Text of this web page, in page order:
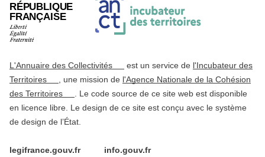
RÉPUBLIQUE
FRANÇAISE
L'Annuaire des Collectivités est un service de l'Incubateur des
Territoires
, une mission de l'Agence Nationale de la Cohésion
des Territoires
. Le code source de ce site web est disponible
en licence libre. Le design de ce site est conçu avec le système
de design de l’État.
legifrance.gouv.fr info.gouv.fr